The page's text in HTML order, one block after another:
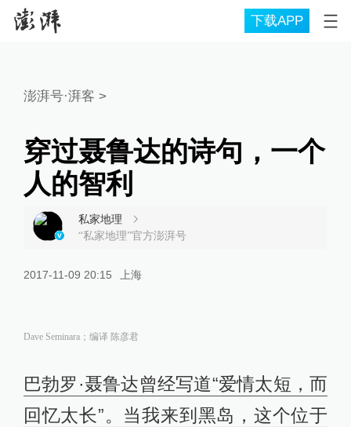
下载APP
澎湃号·湃客 >
穿过聂鲁达的诗句，一个
人的智利
私家地理
“私家地理”官方澎湃号
2017-11-09 20:15 上海
Dave Seminara；编译 陈彦君
巴勃罗·聂鲁达曾经写道“爱情太短，而
回忆太长”。当我来到黑岛，这个位于